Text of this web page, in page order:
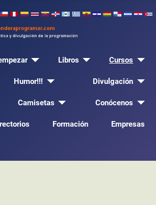
Libros Cursos
Humor!!! Divulgación
Camisetas Conócenos
Formación Empresas